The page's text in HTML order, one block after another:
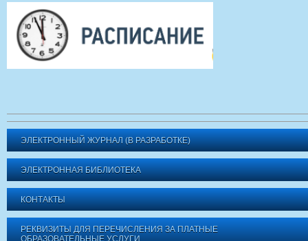
ЭЛЕКТРОННЫЙ ЖУРНАЛ (В РАЗРАБОТКЕ)
ЭЛЕКТРОННАЯ БИБЛИОТЕКА
КОНТАКТЫ
РЕКВИЗИТЫ ДЛЯ ПЕРЕЧИСЛЕНИЯ ЗА ПЛАТНЫЕ
ОБРАЗОВАТЕЛЬНЫЕ УСЛУГИ